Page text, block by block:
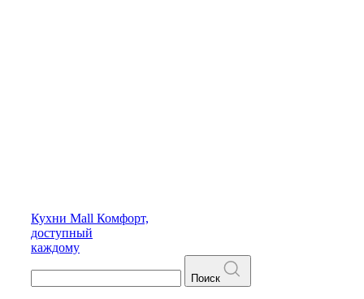
Кухни Mall Комфорт,
доступный
каждому
Поиск